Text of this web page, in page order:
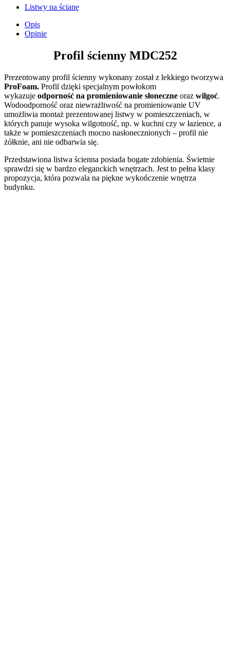
Listwy na ścianę
Opis
Opinie
Profil ścienny MDC252
Prezentowany profil ścienny wykonany został z lekkiego tworzywa
ProFoam. Profil dzięki specjalnym powłokom
wykazuje odporność na promieniowanie słoneczne oraz wilgoć.
Wodoodporność oraz niewrażliwość na promieniowanie UV
umożliwia montaż prezentowanej listwy w pomieszczeniach, w
których panuje wysoka wilgotność, np. w kuchni czy w łazience, a
także w pomieszczeniach mocno nasłonecznionych – profil nie
żółknie, ani nie odbarwia się.
Przedstawiona listwa ścienna posiada bogate zdobienia. Świetnie
sprawdzi się w bardzo eleganckich wnętrzach. Jest to pełna klasy
propozycja, która pozwala na piękne wykończenie wnętrza
budynku.